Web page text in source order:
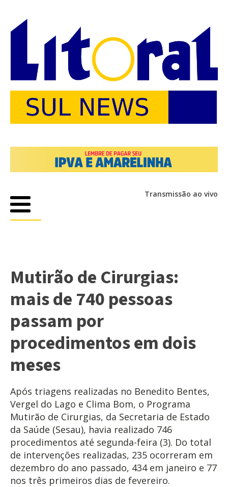
Transmissão ao vivo
Mutirão de Cirurgias:
mais de 740 pessoas
passam por
procedimentos em dois
meses
Após triagens realizadas no Benedito Bentes,
Vergel do Lago e Clima Bom, o Programa
Mutirão de Cirurgias, da Secretaria de Estado
da Saúde (Sesau), havia realizado 746
procedimentos até segunda-feira (3). Do total
de intervenções realizadas, 235 ocorreram em
dezembro do ano passado, 434 em janeiro e 77
nos três primeiros dias de fevereiro.